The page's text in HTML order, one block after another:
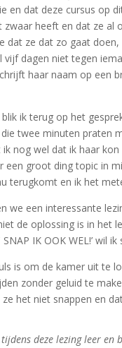
en dat deze cursus op
zwaar heeft en dat ze al
dat ze dat zo gaat
vijf dagen niet tegen
haar naam op een
ik terug op het
twee minuten praten
ik nog wel dat ik haar
een groot ding topic in
terugkomt en ik het
we een interessante
de oplossing is in het
SNAP IK OOK WEL!’ wil
is om de kamer uit te
zonder geluid te
het niet snappen en
deze lezing leer en